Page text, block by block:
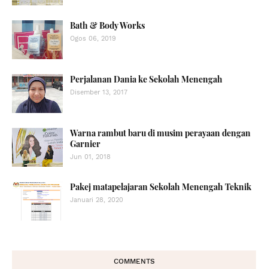
Bath & Body Works
Ogos 06, 2019
Perjalanan Dania ke Sekolah Menengah
Disember 13, 2017
Warna rambut baru di musim perayaan dengan
Garnier
Jun 01, 2018
Pakej matapelajaran Sekolah Menengah Teknik
Januari 28, 2020
COMMENTS